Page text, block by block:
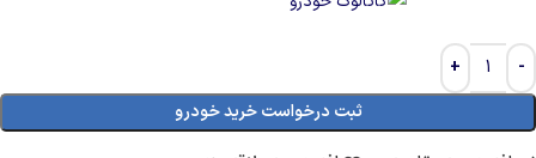
ثبت درخواست خرید خودرو